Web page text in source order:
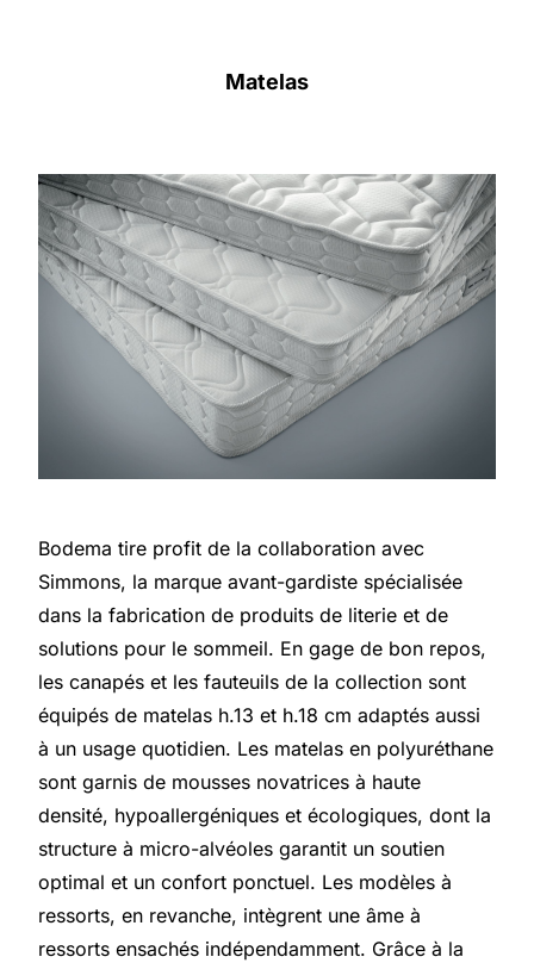
Matelas
Bodema tire profit de la collaboration avec
Simmons, la marque avant-gardiste spécialisée
dans la fabrication de produits de literie et de
solutions pour le sommeil. En gage de bon repos,
les canapés et les fauteuils de la collection sont
équipés de matelas h.13 et h.18 cm adaptés aussi
à un usage quotidien. Les matelas en polyuréthane
sont garnis de mousses novatrices à haute
densité, hypoallergéniques et écologiques, dont la
structure à micro-alvéoles garantit un soutien
optimal et un confort ponctuel. Les modèles à
ressorts, en revanche, intègrent une âme à
ressorts ensachés indépendamment. Grâce à la